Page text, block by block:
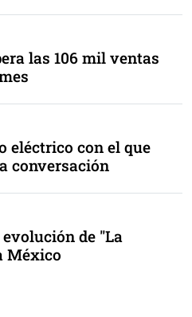
las 106 mil ventas
eléctrico con el que
conversación
de "La
México